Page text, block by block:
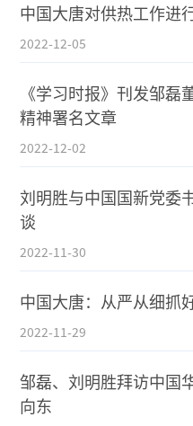
中国大唐对供热工作进
2022-12-05
《学习时报》刊发邹
精神署名文章
2022-12-02
刘明胜与中国国新党委
谈
2022-11-30
中国大唐：从严从细抓
2022-11-29
邹磊、刘明胜拜访中国
向东